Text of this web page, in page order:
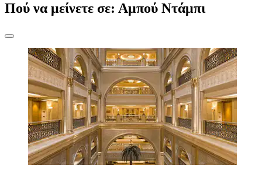
Πού να μείνετε σε: Αμπού Ντάμπι